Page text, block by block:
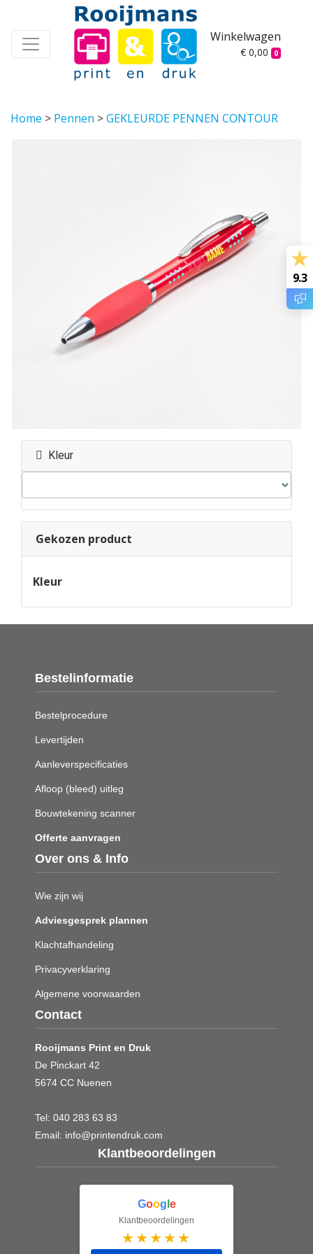
Winkelwagen
€ 0,00 0
Home > Pennen >GEKLEURDE PENNEN CONTOUR
Kleur
Gekozen product
Kleur
Bestelinformatie
Bestelprocedure
Levertijden
Aanleverspecificaties
Afloop (bleed) uitleg
Bouwtekening scanner
Offerte aanvragen
Over ons & Info
Wie zijn wij
Adviesgesprek plannen
Klachtafhandeling
Privacyverklaring
Algemene voorwaarden
Contact
Rooijmans Print en Druk
De Pinckart 42
5674 CC Nuenen
Tel: 040 283 63 83
Email: info@printendruk.com
Klantbeoordelingen
Goog e
Klantbeoordelingen
★★★★★
9.3